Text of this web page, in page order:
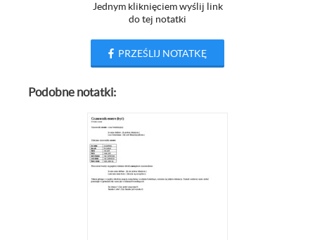
Jednym kliknięciem wyślij link
do tej notatki
PRZEŚLIJ NOTATKĘ
Podobne notatki: